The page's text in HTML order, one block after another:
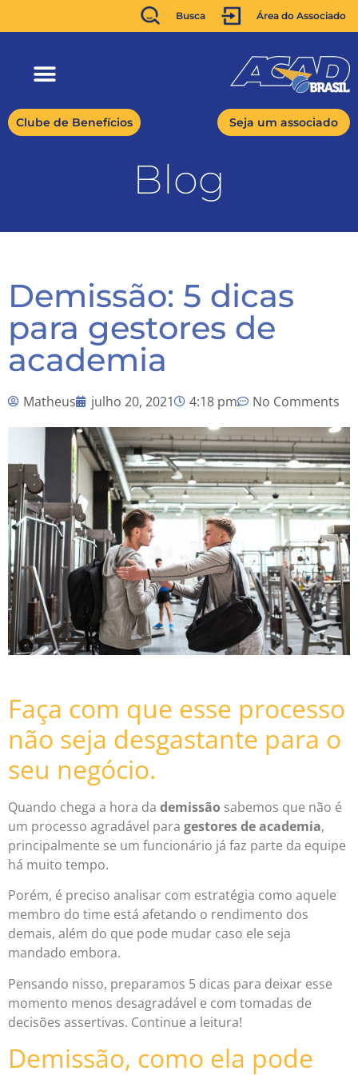
Busca Área do Associado
Clube de Benefícios Seja um associado
Blog
Demissão: 5 dicas
para gestores de
academia
Matheus julho 20, 2021 4:18 pm No Comments
Faça com que esse processo
não seja desgastante para o
seu negócio.
Quando chega a hora da demissão sabemos que não é
um processo agradável para gestores de academia,
principalmente se um funcionário já faz parte da equipe
há muito tempo.
Porém, é preciso analisar com estratégia como aquele
membro do time está afetando o rendimento dos
demais, além do que pode mudar caso ele seja
mandado embora.
Pensando nisso, preparamos 5 dicas para deixar esse
momento menos desagradável e com tomadas de
decisões assertivas. Continue a leitura!
Demissão, como ela pode